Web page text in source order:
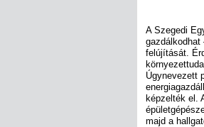
A Szegedi
gazdálkodhat
felújítását.
Úgynevezett
képzelték el.
majd a